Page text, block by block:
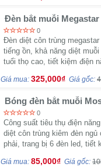
Đèn bắt muỗi Megastar
0
Đèn diệt côn trùng
tiếng ồn, khả năng diệt
tuổi thọ cao, tiết kiệm điện
Giá mua: 325,000₫ Giá gốc:
Bóng đèn bắt muỗi
Lamp AC175-260V
0
Công suất tiêu thụ điện
diệt côn trùng kiêm đèn
phải, trang bị 6 đèn led, tiết
Giá mua: 85,000₫ Giá gốc: